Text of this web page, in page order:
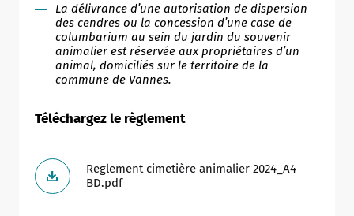
La délivrance d’une autorisation de dispersion
des cendres ou la concession d’une case de
columbarium au sein du jardin du souvenir
animalier est réservée aux propriétaires d’un
animal, domiciliés sur le territoire de la
commune de Vannes.
Téléchargez le règlement
Reglement cimetière animalier 2024_A4
BD.pdf